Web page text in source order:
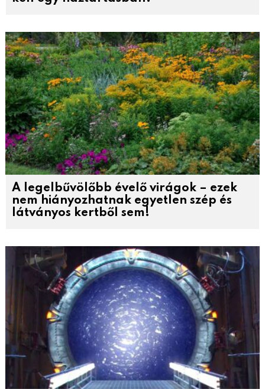
A legelbűvölőbb évelő virágok – ezek
nem hiányozhatnak egyetlen szép és
látványos kertből sem!